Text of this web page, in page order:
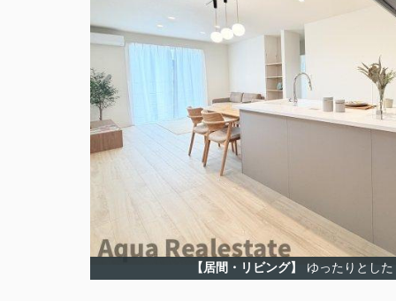
【居間・リビング】 ゆったりとし